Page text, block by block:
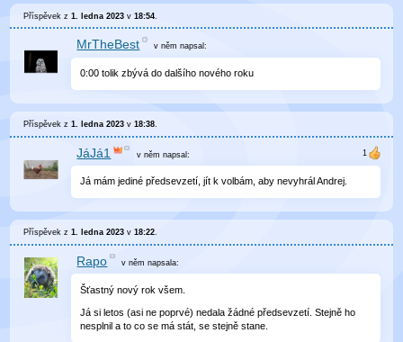
Příspěvek z1. ledna 2023 v18:54
MrTheBest v němnapsal:
0:00 tolik zbývá do dalšího nového roku
Příspěvek z1. ledna 2023 v18:38
JáJá1 v něm napsal:
Já mám jediné předsevzetí, jít k volbám, aby nevyhrál Andrej.
Příspěvek z1. ledna 2023 v18:22.
Rapo v němnapsala:
Šťastný nový rok všem.
Já si letos (asi ne poprvé) nedala žádné předsevzetí. Stejně ho
nesplnil a to co se má stát, se stejně stane.